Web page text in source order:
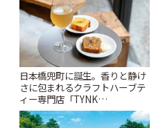
日本橋兜町に誕生。香りと静け
さに包まれるクラフトハーブテ
ィー専門店「TYNK
Kabutocho」 | ことりっぷ